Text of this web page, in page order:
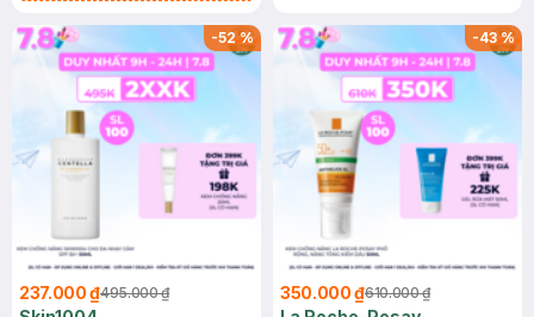
25ml (SL Có Hạn)
-52%
237.000 ₫495.000 ₫
-43%
350.000 ₫610.000 ₫